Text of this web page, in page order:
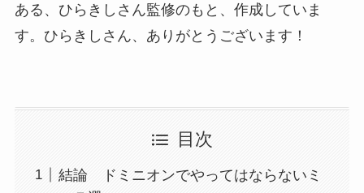
ある、ひらきしさん監修のもと、作成していま
す。ひらきしさん、ありがとうございます！
目次
結論 ドミニオンでやってはならないミ